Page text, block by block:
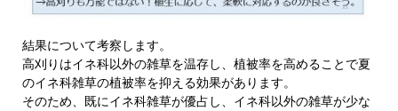
結果について考察します。
高刈りはイネ科以外の雑草を温存し、植被率を高めることで夏
のイネ科雑草の植被率を抑える効果があります。
そのため、既にイネ科雑草が優占し、イネ科以外の雑草が少な